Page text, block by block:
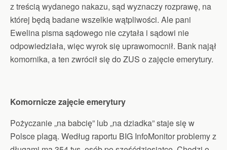
z treścią wydanego nakazu, sąd wyznaczy rozprawę, na
której będą badane wszelkie wątpliwości. Ale pani
Ewelina pisma sądowego nie czytała i sądowi nie
odpowiedziała, więc wyrok się uprawomocnił. Bank najął
komornika, a ten zwrócił się do ZUS o zajęcie emerytury.
Komornicze zajęcie emerytury
Pożyczanie „na babcię” lub „na dziadka” staje się w
Polsce plagą. Według raportu BIG InfoMonitor problemy z